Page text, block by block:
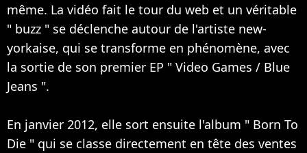
même. La vidéo fait le tour du web et un véritable
" buzz " se déclenche autour de l'artiste new-
yorkaise, qui se transforme en phénomène, avec
la sortie de son premier EP " Video Games / Blue
Jeans ".
En janvier 2012, elle sort ensuite l'album " Born To
Die " qui se classe directement en tête des ventes